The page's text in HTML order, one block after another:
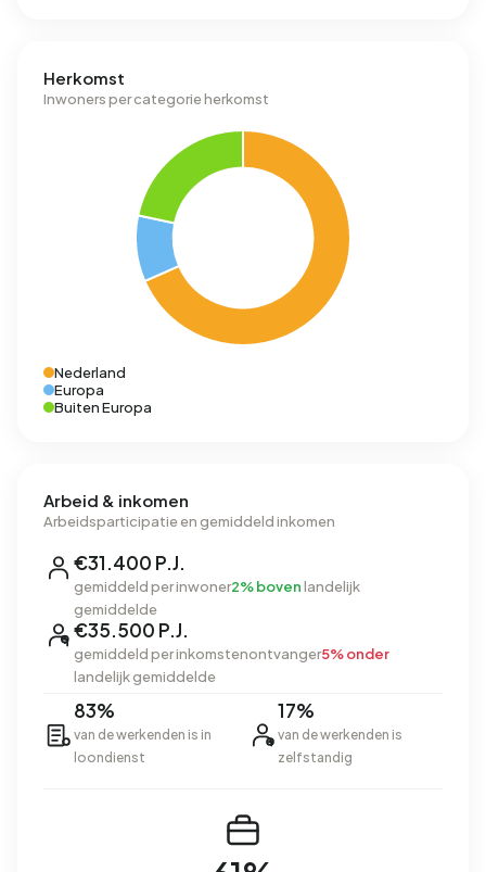
Herkomst
Inwoners per categorie herkomst
Nederland
Europa
Buiten Europa
Arbeid & inkomen
Arbeidsparticipatie en gemiddeld inkomen
€31.400 P.J.
gemiddeld per inwoner2% bovenlandelijk
gemiddelde
€35.500 P.J.
gemiddeld per inkomstenontvanger5% onder
landelijk gemiddelde
83%
van de werkenden is in
loondienst
17%
van de werkenden is
zelfstandig